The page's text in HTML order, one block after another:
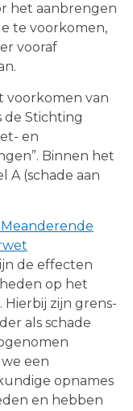
het aanbrengen
te voorkomen,
vooraf
voorkomen van
de Stichting
en
Binnen het
A (schade aan
de effecten
op het
zijn grens-
als schade
een
opnames
en hebben